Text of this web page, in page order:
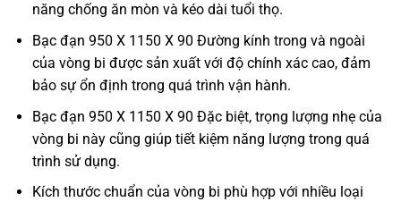
năng chống ăn mòn và kéo dài tuổi thọ.
Bạc đạn 950 X 1150 X 90 Đường kính trong và ngoài
của vòng bi được sản xuất với độ chính xác cao, đảm
bảo sự ổn định trong quá trình vận hành.
Bạc đạn 950 X 1150 X 90 Đặc biệt, trọng lượng nhẹ của
vòng bi này cũng giúp tiết kiệm năng lượng trong quá
trình sử dụng.
Kích thước chuẩn của vòng bi phù hợp với nhiều loại